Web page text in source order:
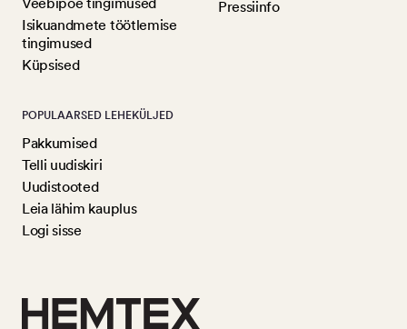
Veebipoe tingimused
Isikuandmete töötlemise
tingimused
Küpsised
Pressiinfo
POPULAARSED LEHEKÜLJED
Pakkumised
Telli uudiskiri
Uudistooted
Leia lähim kauplus
Logi sisse